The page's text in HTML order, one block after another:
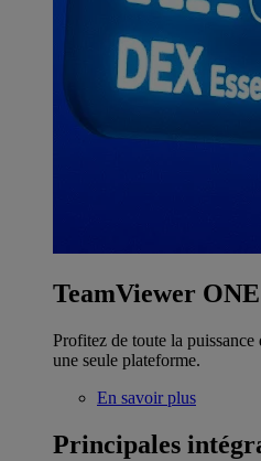
TeamViewer ONE
Profitez de toute la
une seule plateforme.
En savoir plus
Principales